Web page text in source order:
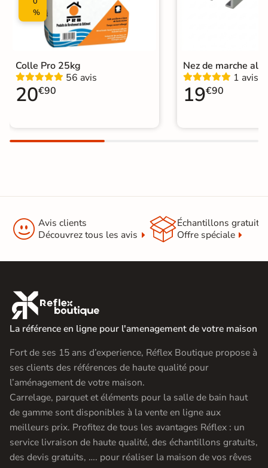
%
Colle Pro 25kg
56 avis
20€90
Nez de marche
1 avis
19€90
 Avis clients
Découvrez tous les avis
Échantillons gratuit
Offre spéciale

La référence en ligne pour l'amenagement de votre maison
Fort de ses 15 ans d’experience, Réflex Boutique propose à
ses clients des références de haute qualité pour
l’aménagement de votre maison.
Carrelage, parquet et éléments pour la salle de bain haut
de gamme sont disponibles à la vente en ligne aux
meilleurs prix. Profitez de tous les avantages Réflex : un
service livraison de haute qualité, des échantillons gratuits,
des devis gratuits, …. pour réaliser la maison de vos rêves